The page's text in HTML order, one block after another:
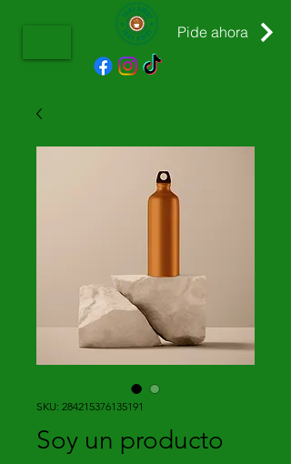
Pide ahora
SKU: 284215376135191
Soy un producto